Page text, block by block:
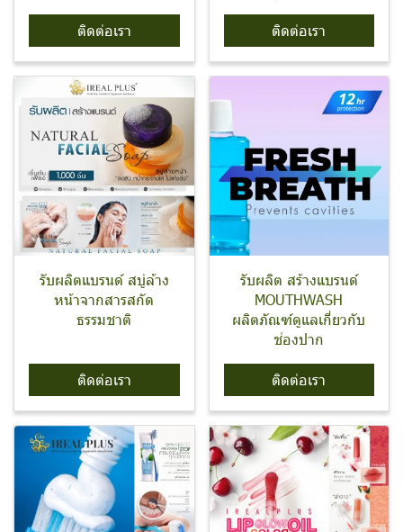
ติดต่อเรา ติดต่อเรา
รับผลิตแบรนด์ สบู่ล้าง
หน้าจากสารสกัด
ธรรมชาติ
ติดต่อเรา
รับผลิต สร้างแบรนด์
MOUTHWASH
ผลิตภัณฑ์ดูแลเกี่ยวกับ
ช่องปาก
ติดต่อเรา